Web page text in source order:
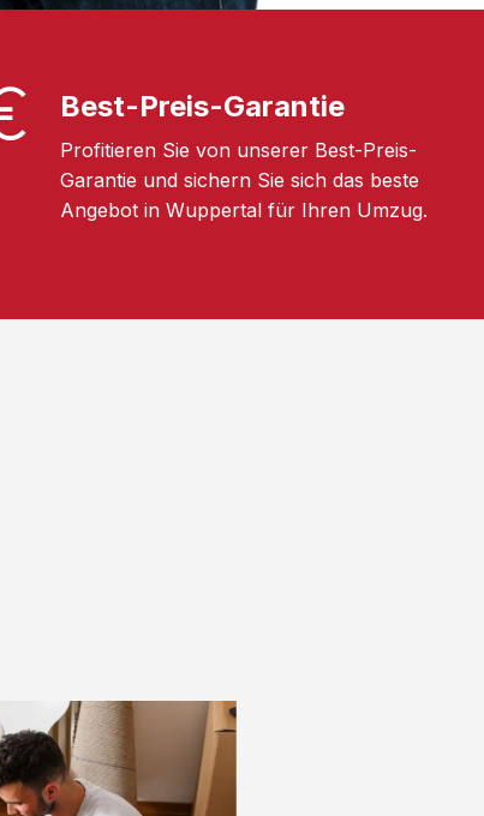
Best-Preis-Garantie
Profitieren Sie von unserer Best-Preis-
Garantie und sichern Sie sich das beste
Angebot in Wuppertal für Ihren Umzug.